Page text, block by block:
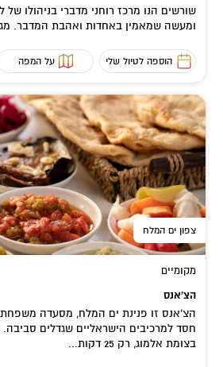
שורשים הנו מרכז רוחני מדברי בניהולו של
ומעשה שמאמין באחדות ואהבת המדבר.
הוספה לטיול שלי על המפה
צפון ים המלח
מקומיים
הצ'אנס
הצ’אנס זו פנינת ים המלח, מסעדה
חסד למרכיבים הישראליים שגדלים
בצומת אלמוג, רק 25 דקות...